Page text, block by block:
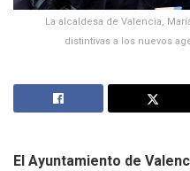
La alcaldesa de Valencia,
distintivas a los nuevos
El Ayuntamiento de